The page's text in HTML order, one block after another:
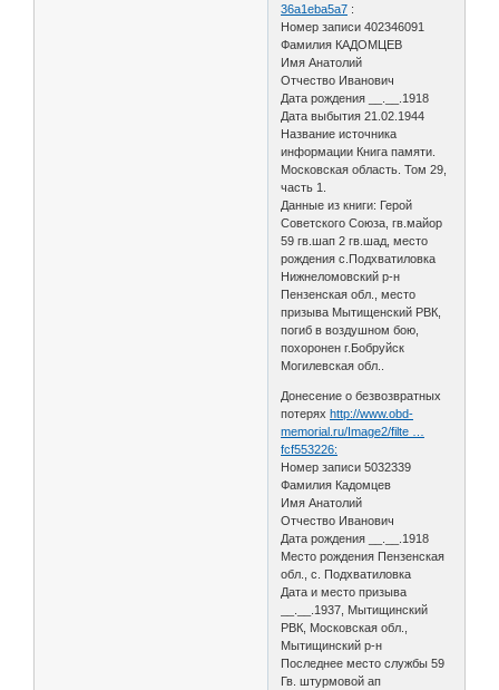
36a1eba5a7 :
Номер записи 402346091
Фамилия КАДОМЦЕВ
Имя Анатолий
Отчество Иванович
Дата рождения __.__.1918
Дата выбытия 21.02.1944
Название источника
информации Книга памяти.
Московская область. Том 29,
часть 1.
Данные из книги: Герой
Советского Союза, гв.майор
59 гв.шап 2 гв.шад, место
рождения с.Подхватиловка
Нижнеломовский р-н
Пензенская обл., место
призыва Мытищенский РВК,
погиб в воздушном бою,
похоронен г.Бобруйск
Могилевская обл..
Донесение о безвозвратных
потерях http://www.obd-
memorial.ru/Image2/filte …
fcf553226:
Номер записи 5032339
Фамилия Кадомцев
Имя Анатолий
Отчество Иванович
Дата рождения __.__.1918
Место рождения Пензенская
обл., с. Подхватиловка
Дата и место призыва
__.__.1937, Мытищинский
РВК, Московская обл.,
Мытищинский р-н
Последнее место службы 59
Гв. штурмовой ап